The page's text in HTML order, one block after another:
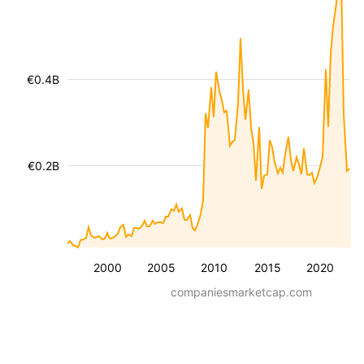
2000 2005 2010 2015 2020
€0.2B
€0.4B
companiesmarketcap.com